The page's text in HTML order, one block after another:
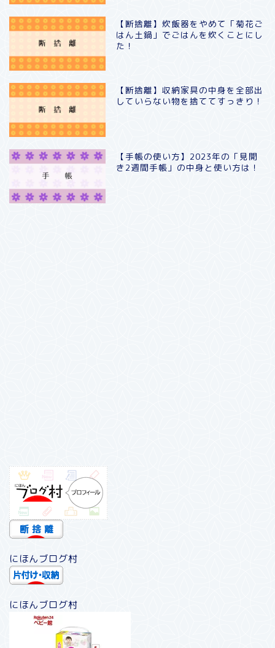
【断捨離】炊飯器をやめて「菊花ご
はん土鍋」でごはんを炊くことにし
た！
【断捨離】収納家具の中身を全部出
していらない物を捨ててすっきり！
【手帳の使い方】2023年の「見開
き2週間手帳」の中身と使い方は！
にほんブログ村
にほんブログ村